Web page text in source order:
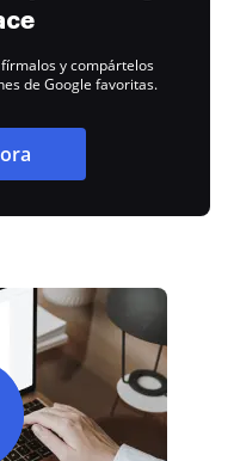
y compártelos
de Google favoritas.